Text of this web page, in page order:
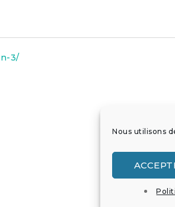
Nous utilisons
3/
Vintage Collection